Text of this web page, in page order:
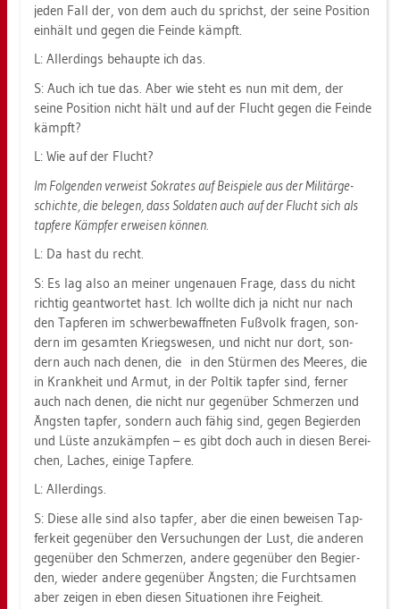
jeden Fall der, von dem auch du sprichst, der seine Po­si­ti­on
ein­hält und gegen die Fein­de kämpft.
L: Al­ler­dings be­haup­te ich das.
S: Auch ich tue das. Aber wie steht es nun mit dem, der
seine Po­si­ti­on nicht hält und auf der Flucht gegen die Fein­de
kämpft?
L: Wie auf der Flucht?
Im Fol­gen­den ver­weist So­kra­tes auf Bei­spie­le aus der Mi­li­tär­ge­
schich­te, die be­le­gen, dass Sol­da­ten auch auf der Flucht sich als
tap­fe­re Kämp­fer er­wei­sen kön­nen.
L: Da hast du recht.
S: Es lag also an mei­ner un­ge­nau­en Frage, dass du nicht
rich­tig ge­ant­wor­tet hast. Ich woll­te dich ja nicht nur nach
den Tap­fe­ren im schwer­be­waff­ne­ten Fuß­volk fra­gen, son­
dern im ge­sam­ten Kriegs­we­sen, und nicht nur dort, son­
dern auch nach denen, die in den Stür­men des Mee­res, die
in Krank­heit und Armut, in der Pol­tik tap­fer sind, fer­ner
auch nach denen, die nicht nur ge­gen­über Schmer­zen und
Ängs­ten tap­fer, son­dern auch fähig sind, gegen Be­gier­den
und Lüste an­zu­kämp­fen – es gibt doch auch in die­sen Be­rei­
chen, La­ches, ei­ni­ge Tap­fe­re.
L: Al­ler­dings.
S: Diese alle sind also tap­fer, aber die einen be­wei­sen Tap­
fer­keit ge­gen­über den Ver­su­chun­gen der Lust, die an­de­ren
ge­gen­über den Schmer­zen, an­de­re ge­gen­über den Be­gier­
den, wie­der an­de­re ge­gen­über Ängs­ten; die Furcht­sa­men
aber zei­gen in eben die­sen Si­tua­tio­nen ihre Feig­heit.